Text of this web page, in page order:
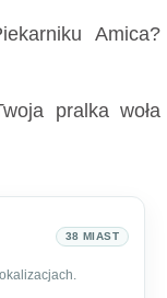
Amica?
pralka woła
38 MIAST